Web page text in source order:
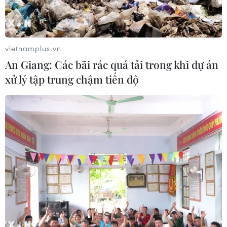
03/08/2026 10:34
Xem thêm
CƠ QUAN CHỦ QUẢN: THÔNG TẤN XÃ VIỆT NAM
Tổng Biên tập: TRẦN TIẾN DUẨN
Phó Tổng Biên tập: NGUYỄN THỊ TÁM, KHÚC THANH
THỦY
Sở hữu trí tuệ
Quy định sử dụng
vietnamplus.vn
An Giang: Các bãi rác quá tải trong khi dự án
xử lý tập trung chậm tiến độ